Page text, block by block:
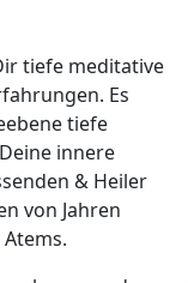
tiefe meditative
Es
tiefe
innere
& Heiler
von Jahren